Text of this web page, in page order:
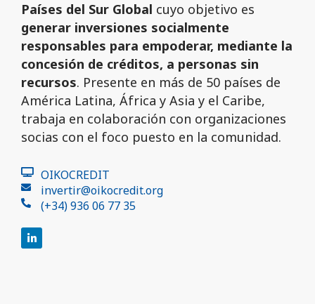
Países del Sur Global cuyo objetivo es
generar inversiones socialmente
responsables para empoderar, mediante la
concesión de créditos, a personas sin
recursos. Presente en más de 50 países de
América Latina, África y Asia y el Caribe,
trabaja en colaboración con organizaciones
socias con el foco puesto en la comunidad.
OIKOCREDIT
invertir@oikocredit.org
(+34) 936 06 77 35